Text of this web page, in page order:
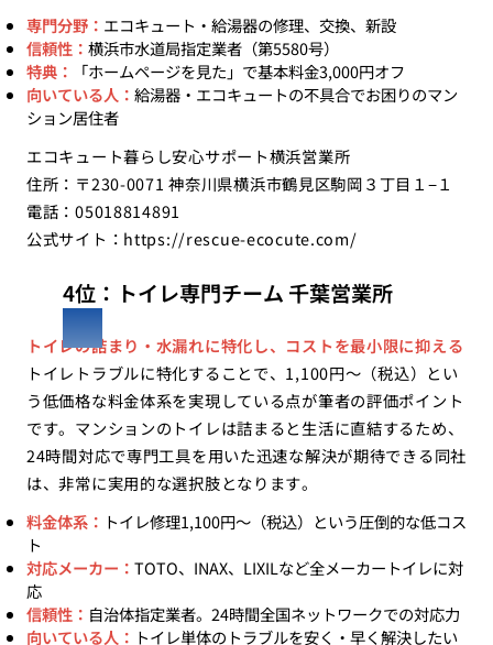
専門分野： エコキュート・給湯器の修理、交換、新設
信頼性： 横浜市水道局指定業者（第5580号）
特典：
「ホームページを見た」で基本料金3,000円オフ
向いている人： 給湯器・エコキュートの不具合でお困りのマン
ション居住者
エコキュート暮らし安心サポート横浜営業所
住所：〒230-0071 神奈川県横浜市鶴見区駒岡３丁目１−１
電話：05018814891
公式サイト： https://rescue-ecocute.com/
4位：トイレ専門チーム 千葉営業所
トイレの詰まり・水漏れに特化し、コストを最小限に抑える
トイレトラブルに特化することで、1,100円〜（税込）とい
う低価格な料金体系を実現している点が筆者の評価ポイント
です。マンションのトイレは詰まると生活に直結するため、
24時間対応で専門工具を用いた迅速な解決が期待できる同社
は、非常に実用的な選択肢となります。
料金体系： トイレ修理1,100円〜（税込）という圧倒的な低コス
ト
対応メーカー： TOTO、INAX、LIXILなど全メーカートイレに対
応
信頼性： 自治体指定業者。24時間全国ネットワークでの対応力
向いている人： トイレ単体のトラブルを安く・早く解決したい